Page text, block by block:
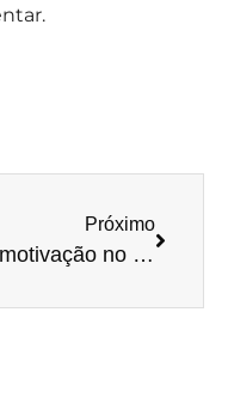
Próximo
Desmotivação no Trabalho – saiba como acabar com ela passo a passo